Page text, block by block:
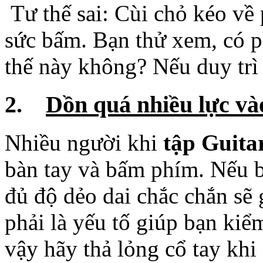
2.Dồn quá nhiều lực
Nhiều người khitập
bàn tay và bấm phím.
đủ độ dẻo dai chắc chắn
phải là yếu tố giúp bạn
vậy hãy thả lỏng cổ tay
nhiều sức vào bàn tay.
=>Phòng tránh:
- Thả lỏng tay khi chơi